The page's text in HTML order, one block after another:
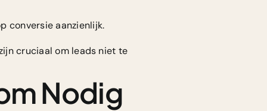
conversie aanzienlijk.
cruciaal om leads niet te
Nodig